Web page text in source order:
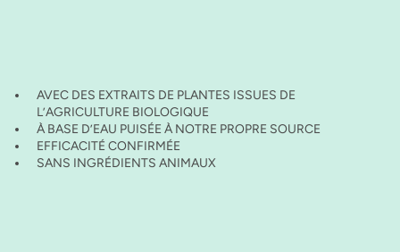
AVEC DES EXTRAITS DE PLANTES ISSUES DE
L’AGRICULTURE BIOLOGIQUE
À BASE D’EAU PUISÉE À NOTRE PROPRE SOURCE
EFFICACITÉ CONFIRMÉE
SANS INGRÉDIENTS ANIMAUX